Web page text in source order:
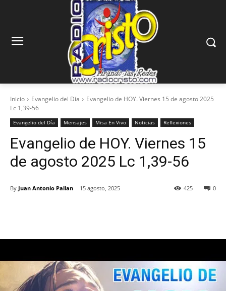
Inicio Evangelio del Día
Evangelio de HOY. Viernes 15 de agosto 2025
Lc 1,39-56
Evangelio del Día Mensajes Misa En Vivo Noticias Reflexiones
Evangelio de HOY. Viernes 15
de agosto 2025 Lc 1,39-56
By Juan Antonio Pallan 15 agosto, 2025 0
425